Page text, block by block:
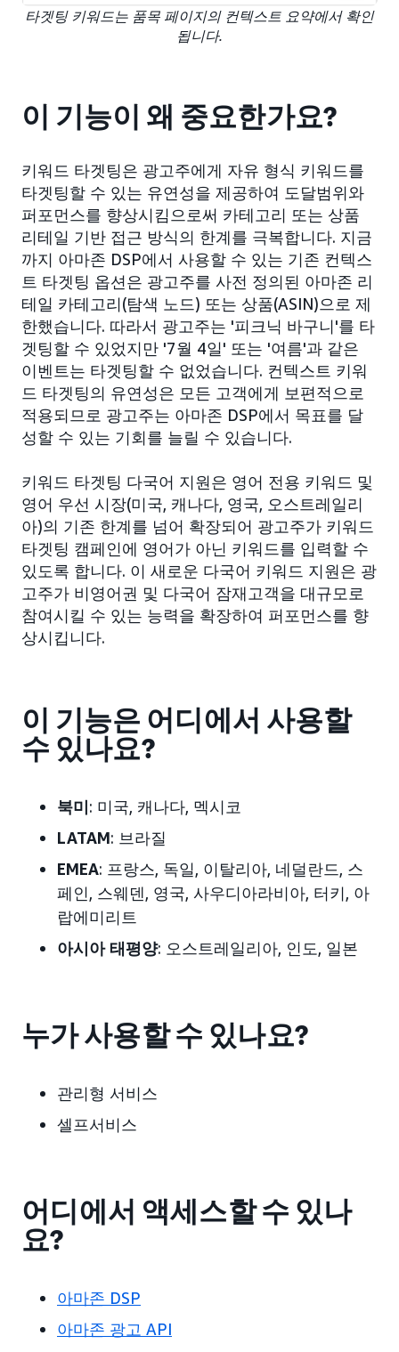
타겟팅 키워드는 품목 페이지의 컨텍스트 요약에서 확인
됩니다.
이 기능이 왜 중요한가요?
키워드 타겟팅은 광고주에게 자유 형식 키워드를
타겟팅할 수 있는 유연성을 제공하여 도달범위와
퍼포먼스를 향상시킴으로써 카테고리 또는 상품
리테일 기반 접근 방식의 한계를 극복합니다. 지금
까지 아마존 DSP에서 사용할 수 있는 기존 컨텍스
트 타겟팅 옵션은 광고주를 사전 정의된 아마존 리
테일 카테고리(탐색 노드) 또는 상품(ASIN)으로 제
한했습니다. 따라서 광고주는 '피크닉 바구니'를 타
겟팅할 수 있었지만 '7월 4일' 또는 '여름'과 같은
이벤트는 타겟팅할 수 없었습니다. 컨텍스트 키워
드 타겟팅의 유연성은 모든 고객에게 보편적으로
적용되므로 광고주는 아마존 DSP에서 목표를 달
성할 수 있는 기회를 늘릴 수 있습니다.
키워드 타겟팅 다국어 지원은 영어 전용 키워드 및
영어 우선 시장(미국, 캐나다, 영국, 오스트레일리
아)의 기존 한계를 넘어 확장되어 광고주가 키워드
타겟팅 캠페인에 영어가 아닌 키워드를 입력할 수
있도록 합니다. 이 새로운 다국어 키워드 지원은 광
고주가 비영어권 및 다국어 잠재고객을 대규모로
참여시킬 수 있는 능력을 확장하여 퍼포먼스를 향
상시킵니다.
이 기능은 어디에서 사용할
수 있나요?
북미: 미국, 캐나다, 멕시코
LATAM: 브라질
EMEA: 프랑스, 독일, 이탈리아, 네덜란드, 스
페인, 스웨덴, 영국, 사우디아라비아, 터키, 아
랍에미리트
아시아 태평양: 오스트레일리아, 인도, 일본
누가 사용할 수 있나요?
관리형 서비스
셀프서비스
어디에서 액세스할 수 있나
요?
아마존 DSP
아마존 광고 API